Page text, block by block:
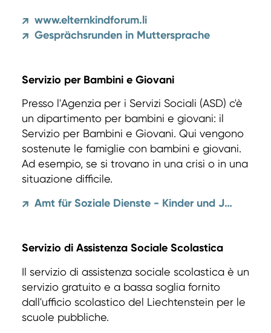
↗ www.elternkindforum.li
↗ Gesprächsrunden in Muttersprache
Servizio per Bambini e Giovani
Presso l'Agenzia per i Servizi Sociali (ASD) c'è
un dipartimento per bambini e giovani: il
Servizio per Bambini e Giovani. Qui vengono
sostenute le famiglie con bambini e giovani.
Ad esempio, se si trovano in una crisi o in una
situazione difficile.
↗ Amt für Soziale Dienste - Kinder und Jugendliche
Servizio di Assistenza Sociale Scolastica
Il servizio di assistenza sociale scolastica è un
servizio gratuito e a bassa soglia fornito
dall'ufficio scolastico del Liechtenstein per le
scuole pubbliche.